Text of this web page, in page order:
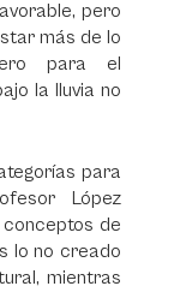
pero
más de lo
para el
la lluvia no
para
López
de
lo no creado
mientras